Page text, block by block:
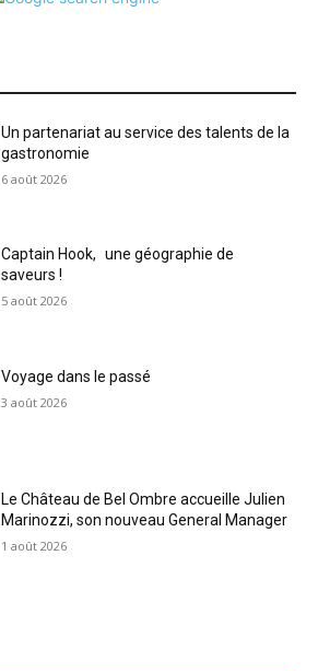
Un partenariat au service des talents de la
gastronomie
6 août 2026
Captain Hook, une géographie de
saveurs !
5 août 2026
Voyage dans le passé
3 août 2026
Le Château de Bel Ombre accueille Julien
Marinozzi, son nouveau General Manager
1 août 2026